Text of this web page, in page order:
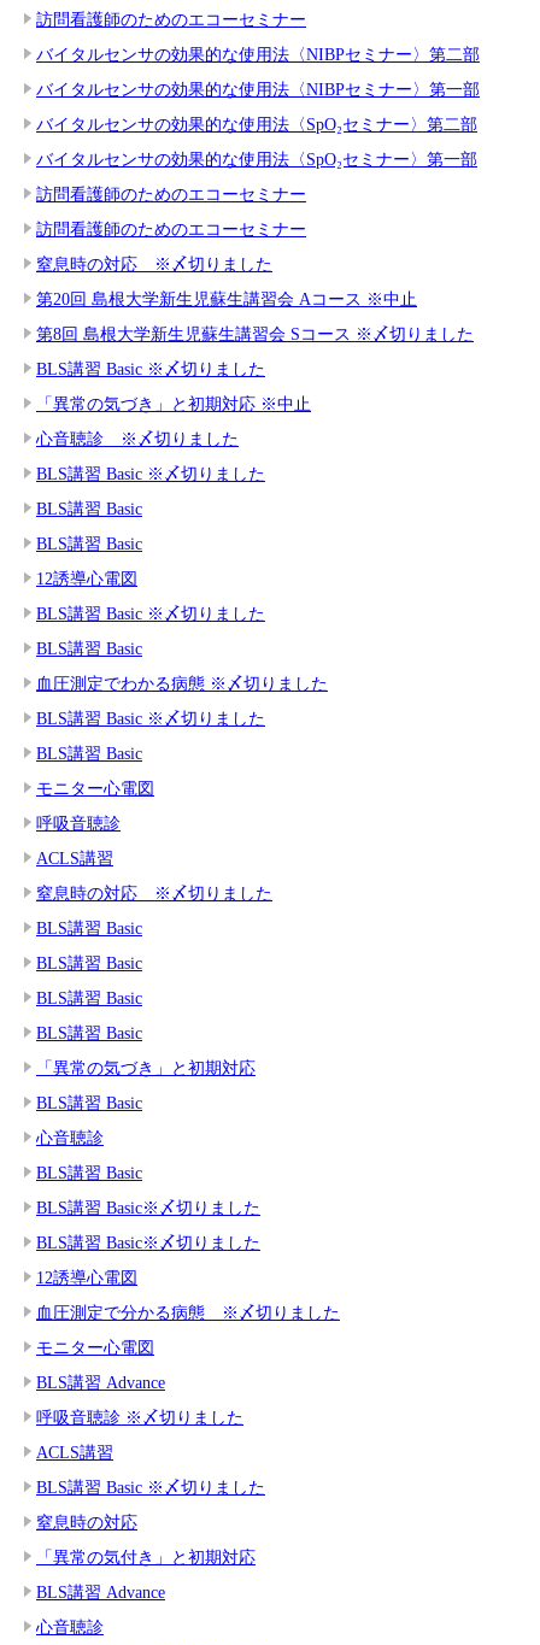
訪問看護師のためのエコーセミナー
バイタルセンサの効果的な使用法〈NIBPセミナー〉第二部
バイタルセンサの効果的な使用法〈NIBPセミナー〉第一部
バイタルセンサの効果的な使用法〈SpO₂セミナー〉第二部
バイタルセンサの効果的な使用法〈SpO₂セミナー〉第一部
訪問看護師のためのエコーセミナー
訪問看護師のためのエコーセミナー
窒息時の対応 ※〆切りました
第20回 島根大学新生児蘇生講習会 Aコース ※中止
第8回 島根大学新生児蘇生講習会 Sコース ※〆切りました
BLS講習 Basic ※〆切りました
「異常の気づき」と初期対応 ※中止
心音聴診 ※〆切りました
BLS講習 Basic ※〆切りました
BLS講習 Basic
BLS講習 Basic
12誘導心電図
BLS講習 Basic ※〆切りました
BLS講習 Basic
血圧測定でわかる病態 ※〆切りました
BLS講習 Basic ※〆切りました
BLS講習 Basic
モニター心電図
呼吸音聴診
ACLS講習
窒息時の対応 ※〆切りました
BLS講習 Basic
BLS講習 Basic
BLS講習 Basic
BLS講習 Basic
「異常の気づき」と初期対応
BLS講習 Basic
心音聴診
BLS講習 Basic
BLS講習 Basic※〆切りました
BLS講習 Basic※〆切りました
12誘導心電図
血圧測定で分かる病態 ※〆切りました
モニター心電図
BLS講習 Advance
呼吸音聴診 ※〆切りました
ACLS講習
BLS講習 Basic ※〆切りました
窒息時の対応
「異常の気付き」と初期対応
BLS講習 Advance
心音聴診